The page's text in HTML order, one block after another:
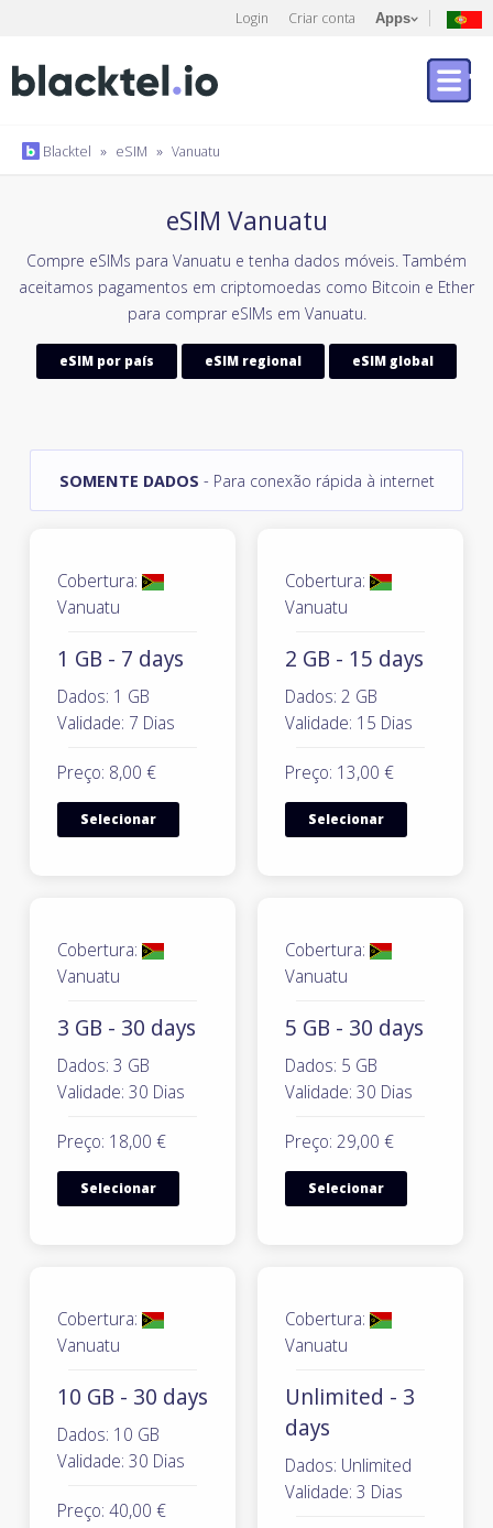
Login Criar conta Apps
Blacktel » eSIM » Vanuatu
eSIM Vanuatu
Compre eSIMs para Vanuatu e tenha dados móveis. Também
aceitamos pagamentos em criptomoedas como Bitcoin e Ether
para comprar eSIMs em Vanuatu.
eSIM por país eSIM regional eSIM global
SOMENTE DADOS - Para conexão rápida à internet
Cobertura:
Vanuatu
1 GB - 7 days
Dados: 1 GB
Validade: 7 Dias
Preço: 8,00 €
Selecionar
Cobertura:
Vanuatu
2 GB - 15 days
Dados: 2 GB
Validade: 15 Dias
Preço: 13,00 €
Selecionar
Cobertura:
Vanuatu
3 GB - 30 days
Dados: 3 GB
Validade: 30 Dias
Preço: 18,00 €
Selecionar
Cobertura:
Vanuatu
5 GB - 30 days
Dados: 5 GB
Validade: 30 Dias
Preço: 29,00 €
Selecionar
Cobertura:
Vanuatu
10 GB - 30 days
Dados: 10 GB
Validade: 30 Dias
Preço: 40,00 €
Cobertura:
Vanuatu
Unlimited - 3
days
Dados: Unlimited
Validade: 3 Dias